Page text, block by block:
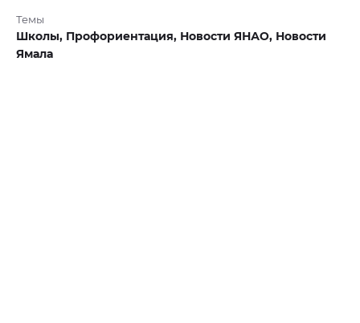
Темы
Школы, Профориентация, Новости ЯНАО, Новости
Ямала